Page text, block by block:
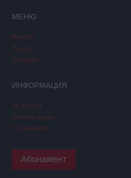
МЕНЮ
Начало
За нас
Контакти
ИНФОРМАЦИЯ
За автори
Етични норми
За реклама
Абонамент